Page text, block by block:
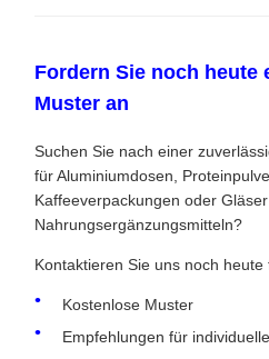
Fordern Sie noch heute
Muster an
Suchen Sie nach einer
für Aluminiumdosen,
Kaffeeverpackungen oder
Nahrungsergänzungsmitteln?
Kontaktieren Sie uns noch heute
Kostenlose Muster
Empfehlungen für